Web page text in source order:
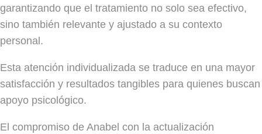
garantizando que el tratamiento no solo sea efectivo,
sino también relevante y ajustado a su contexto
personal.
Esta atención individualizada se traduce en una mayor
satisfacción y resultados tangibles para quienes buscan
apoyo psicológico.
El compromiso de Anabel con la actualización